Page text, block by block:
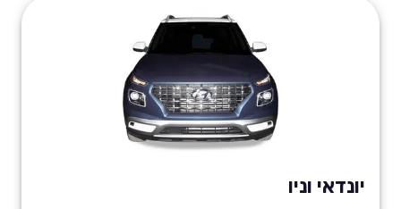
יונדאי וניו